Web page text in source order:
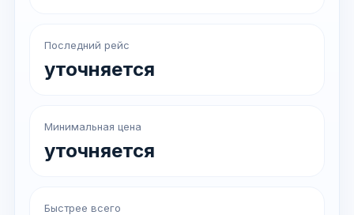
Последний рейс
уточняется
Минимальная цена
уточняется
Быстрее всего